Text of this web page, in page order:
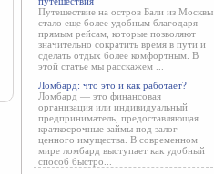
Путешествие на остров Бали из Москвы
стало еще более удобным благодаря
прямым рейсам, которые позволяют
значительно сократить время в пути и
сделать отдых более комфортным. В
этой статье мы расскажем ...
Ломбард: что это и как работает?
Ломбард — это финансовая
организация или индивидуальный
предприниматель, предоставляющая
краткосрочные займы под залог
ценного имущества. В современном
мире ломбард выступает как удобный
способ быстро...